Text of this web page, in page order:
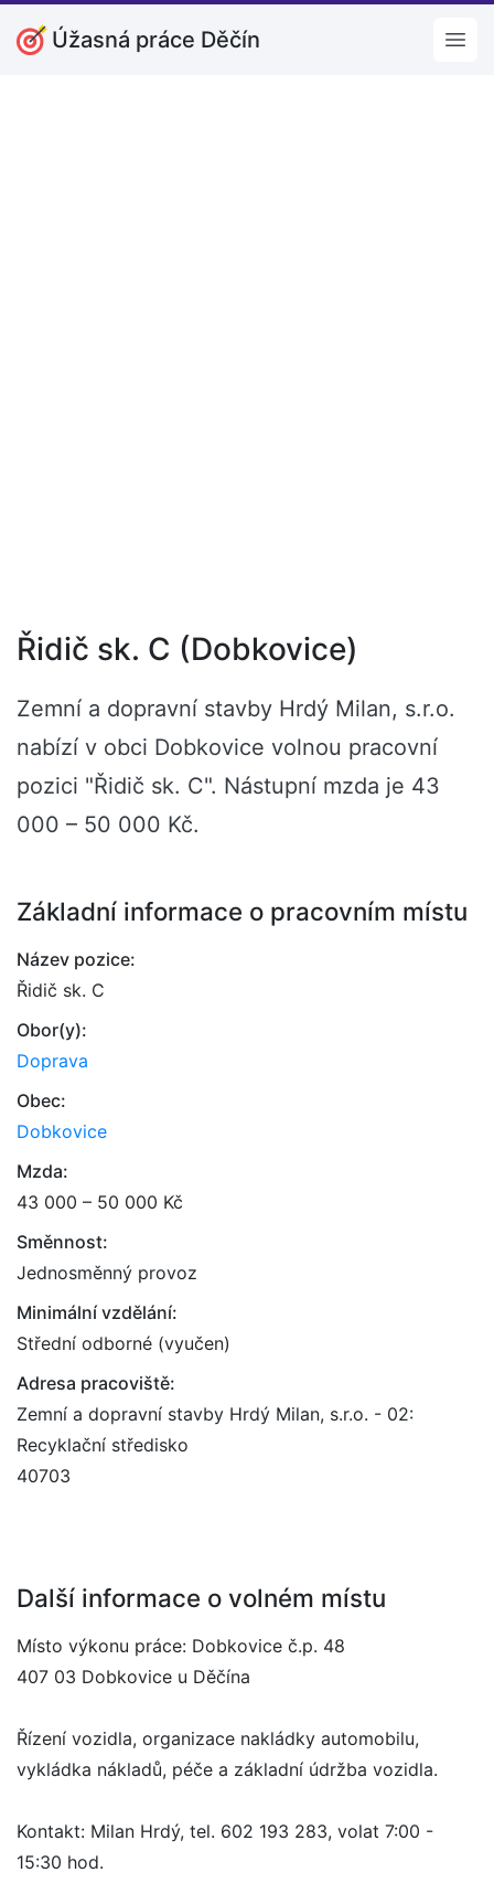
Úžasná práce Děčín
Řidič sk. C (Dobkovice)
Zemní a dopravní stavby Hrdý Milan, s.r.o.
nabízí v obci Dobkovice volnou pracovní
pozici "Řidič sk. C". Nástupní mzda je 43
000 – 50 000 Kč.
Základní informace o pracovním místu
Název pozice:
Řidič sk. C
Obor(y):
Doprava
Obec:
Dobkovice
Mzda:
43 000 – 50 000 Kč
Směnnost:
Jednosměnný provoz
Minimální vzdělání:
Střední odborné (vyučen)
Adresa pracoviště:
Zemní a dopravní stavby Hrdý Milan, s.r.o. - 02:
Recyklační středisko
40703
Další informace o volném místu
Místo výkonu práce: Dobkovice č.p. 48
407 03 Dobkovice u Děčína
Řízení vozidla, organizace nakládky automobilu,
vykládka nákladů, péče a základní údržba vozidla.
Kontakt: Milan Hrdý, tel. 602 193 283, volat 7:00 -
15:30 hod.